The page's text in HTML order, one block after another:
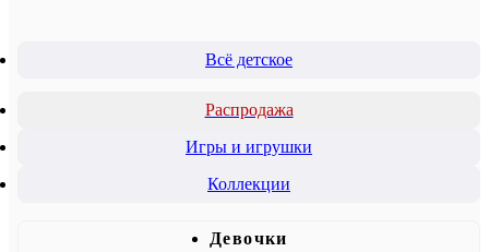
Всё детское
Распродажа
Игры и игрушки
Коллекции
Девочки